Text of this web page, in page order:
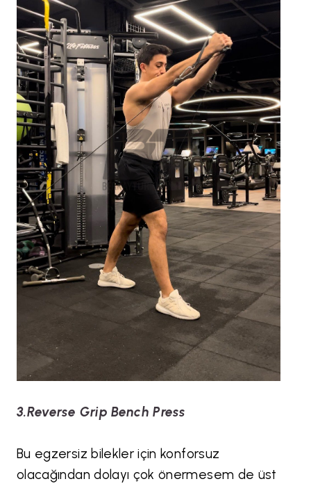
3.Reverse Grip Bench Press
Bu egzersiz bilekler için konforsuz
olacağından dolayı çok önermesem de üst